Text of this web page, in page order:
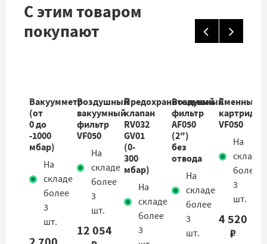
С этим товаром
покупают
Вакуумметр
(от
0 до
-1000
мбар)
На
складе
более
3
шт.
Воздушный
вакуумный
фильтр
VF050
На
складе
более
3
шт.
12 054
Предохранительный
клапан
RV032
GV01
(0-
300
мбар)
На
складе
более
3
Воздушный
фильтр
AF050
(2″)
без
отвода
На
складе
более
3
шт.
Сменный
картридж
VF050
На
складе
более
3
шт.
4 520
₽